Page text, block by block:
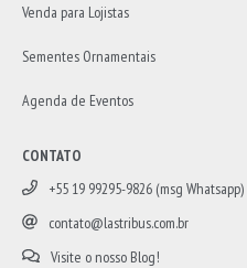
Venda para Lojistas
Sementes Ornamentais
Agenda de Eventos
CONTATO
+55 19 99295-9826 (msg Whatsapp)
contato@lastribus.com.br
Visite o nosso Blog!